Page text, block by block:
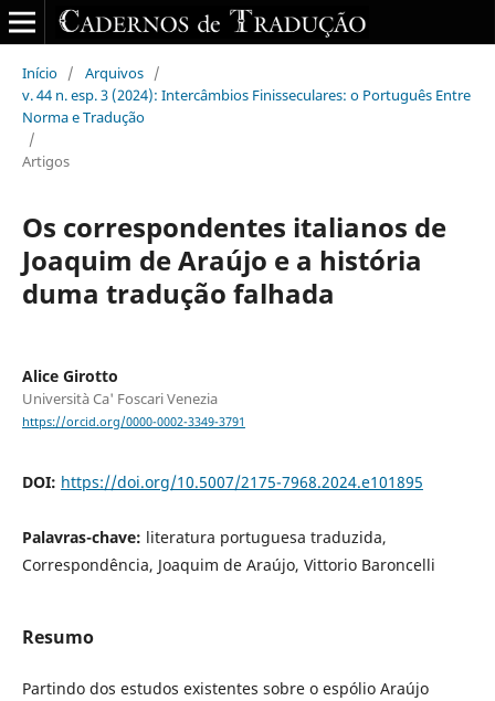
Início / Arquivos /
v. 44 n. esp. 3 (2024): Intercâmbios Finisseculares: o Português Entre
Norma e Tradução
/
Artigos
Os correspondentes italianos de
Joaquim de Araújo e a história
duma tradução falhada
Alice Girotto
Università Ca' Foscari Venezia
https://orcid.org/0000-0002-3349-3791
DOI: https://doi.org/10.5007/2175-7968.2024.e101895
Palavras-chave: literatura portuguesa traduzida,
Correspondência, Joaquim de Araújo, Vittorio Baroncelli
Resumo
Partindo dos estudos existentes sobre o espólio Araújo